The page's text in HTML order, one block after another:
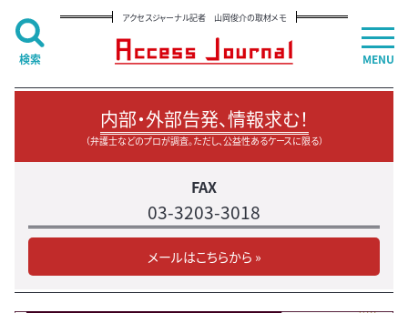
アクセスジャーナル記者 山岡俊介の取材メモ
内部・外部告発、情報求む！
（弁護士などのプロが調査。ただし、公益性あるケースに限る）
FAX
03-3203-3018
メールはこちらから »
MENU
検索